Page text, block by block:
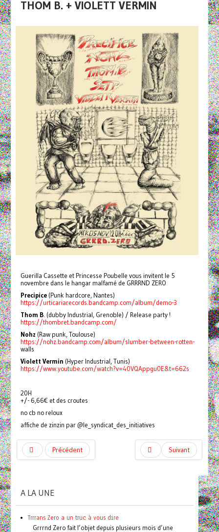
THOM B. + VIOLETT VERMIN
Guerilla Cassette et Princesse Poubelle vous invitent le 5
novembre dans le hangar malfamé de GRRRND ZERO
Precipice(Punk hardcore, Nantes)
https://urticariarecords.bandcamp.com/album/demo-3
Thom B. (dubby Industrial, Grenoble) / Release party !
https://thombret.bandcamp.com/
Nohz (Raw punk, Toulouse)
https://nohz.bandcamp.com/album/slumber-between-rotten-
walls
Violett Vermin (Hyper Industrial, Tunis)
https://www.youtube.com/watch?v=40VQAppgu0E&t=662s
20H
+/- 6,66€ et des croutes
no cb no reloux
affiche de zinzin par @le_syndicat_des_initiatives
Précédent Suivant
A LA UNE
Trrrans Zero a un truc à vous dire
Grrrnd Zero fait l’objet depuis plusieurs mois d’une